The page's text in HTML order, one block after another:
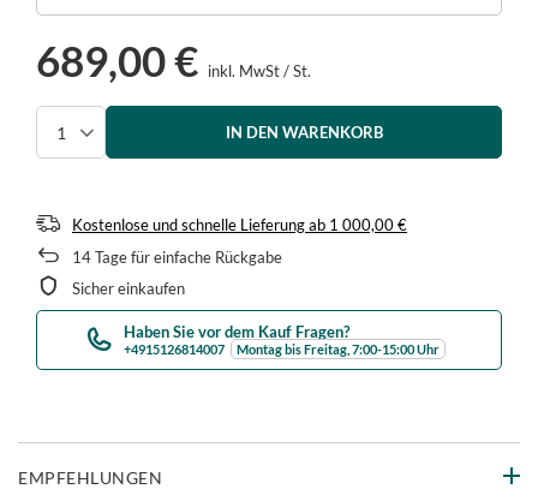
689,00 € inkl. MwSt/St.
IN DEN WARENKORB
Kostenlose und schnelle Lieferungab 1 000,00 €
14Tage für einfache Rückgabe
Sicher einkaufen
Haben Sie vor dem Kauf Fragen?
+4915126814007 Montag bis Freitag, 7:00-15:00 Uhr
EMPFEHLUNGEN